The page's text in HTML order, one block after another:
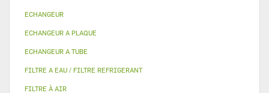
ECHANGEUR
ECHANGEUR A PLAQUE
ECHANGEUR A TUBE
FILTRE A EAU / FILTRE REFRIGERANT
FILTRE À AIR